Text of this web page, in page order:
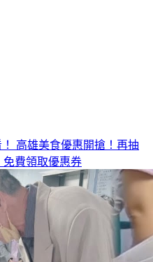
高雄美食優惠開搶！再抽
免費領取優惠券